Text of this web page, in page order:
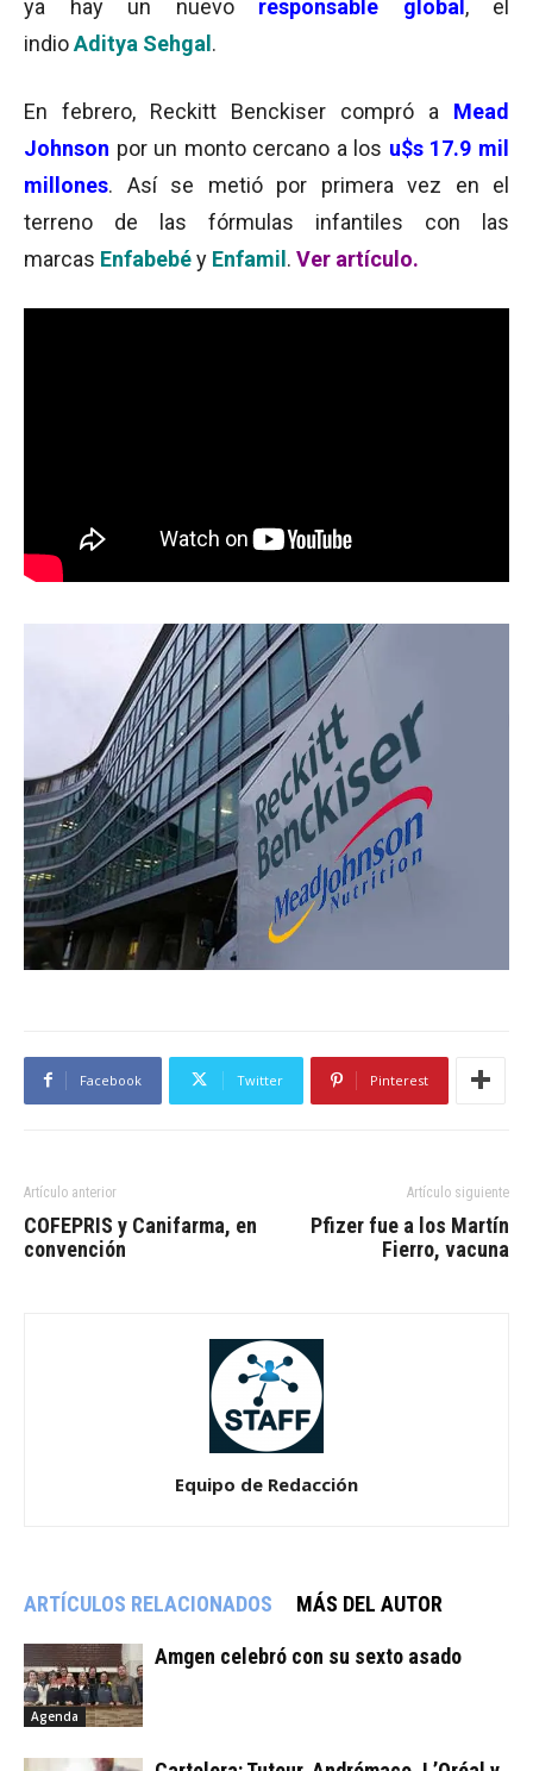
ya hay un nuevo responsable global , el
indioAditya Sehgal .
En febrero, Reckitt Benckiser compró a Mead
Johnson por un monto cercano a los u$s 17.9 mil
millones. Así se metió por primera vez en el
terreno de las fórmulas infantiles con las
marcas Enfabebéy Enfamil . Ver artículo.
Facebook Twitter Pinterest
Artículo anterior
COFEPRIS y Canifarma, en
convención
Artículo siguiente
Pfizer fue a los Martín
Fierro, vacuna
Equipo de Redacción
ARTÍCULOS RELACIONADOS MÁS DEL AUTOR
Agenda
Amgen celebró con su sexto asado